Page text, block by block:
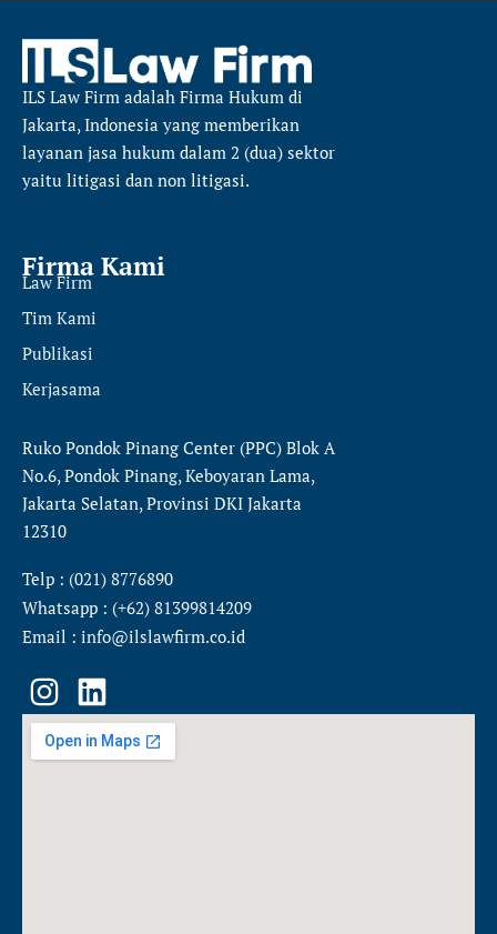
ILS Law Firm adalah Firma Hukum di
Jakarta, Indonesia yang memberikan
layanan jasa hukum dalam 2 (dua) sektor
yaitu litigasi dan non litigasi.
Firma Kami
Law Firm
Tim Kami
Publikasi
Kerjasama
Ruko Pondok Pinang Center (PPC) Blok A
No.6, Pondok Pinang, Keboyaran Lama,
Jakarta Selatan, Provinsi DKI Jakarta
12310
Telp : (021) 8776890
Whatsapp : (+62) 81399814209
Email : info@ilslawfirm.co.id
I
n
s
L
i
n